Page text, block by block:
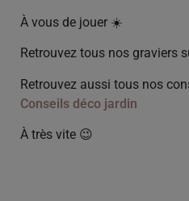
À vous de jouer ☀️
Retrouvez tous nos graviers
Retrouvez aussi tous nos
Conseils déco jardin
À très vite 😉